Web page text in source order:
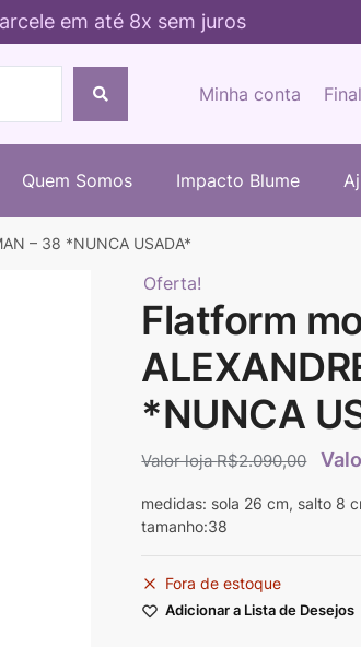
em até 8x sem juros
Minha conta
Quem Somos Impacto Blume
– 38 *NUNCA USADA*
Oferta!
Flatform
*NUNCA
R$2.090,00
medidas: sola 26 cm, salto 8
tamanho:38
Fora de estoque
Adicionar a Lista de Desejos